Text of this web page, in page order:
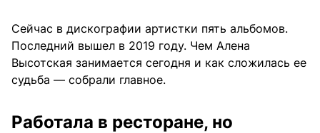
Сейчас в дискографии артистки пять альбомов.
Последний вышел в 2019 году. Чем Алена
Высотская занимается сегодня и как сложилась ее
судьба — собрали главное.
Работала в ресторане, но